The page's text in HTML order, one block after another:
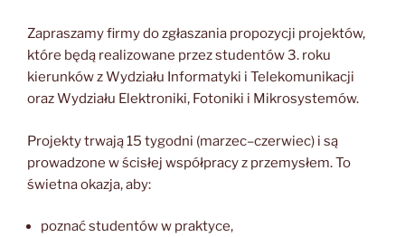
Zapraszamy firmy do zgłaszania propozycji projektów,
które będą realizowane przez studentów 3. roku
kierunków z Wydziału Informatyki i Telekomunikacji
oraz Wydziału Elektroniki, Fotoniki i Mikrosystemów.
Projekty trwają 15 tygodni (marzec–czerwiec) i są
prowadzone w ścisłej współpracy z przemysłem. To
świetna okazja, aby:
poznać studentów w praktyce,